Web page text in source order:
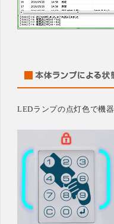
LEDランプの点灯色で機